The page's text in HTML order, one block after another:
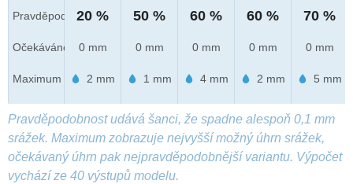
Pravděpod.
Očekáváno
Maximum
20 %
0 mm
2 mm
50 %
0 mm
1 mm
60 %
0 mm
4 mm
60 %
0 mm
2 mm
70 %
0 mm
5 mm
Pravděpodobnost udává šanci, že spadne alespoň 0,1 mm
srážek. Maximum zobrazuje nejvyšší možný úhrn srážek,
očekávaný úhrn pak nejpravděpodobnější variantu. Výpočet
vychází ze 40 výstupů modelu.